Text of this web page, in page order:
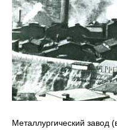
Металлургический завод